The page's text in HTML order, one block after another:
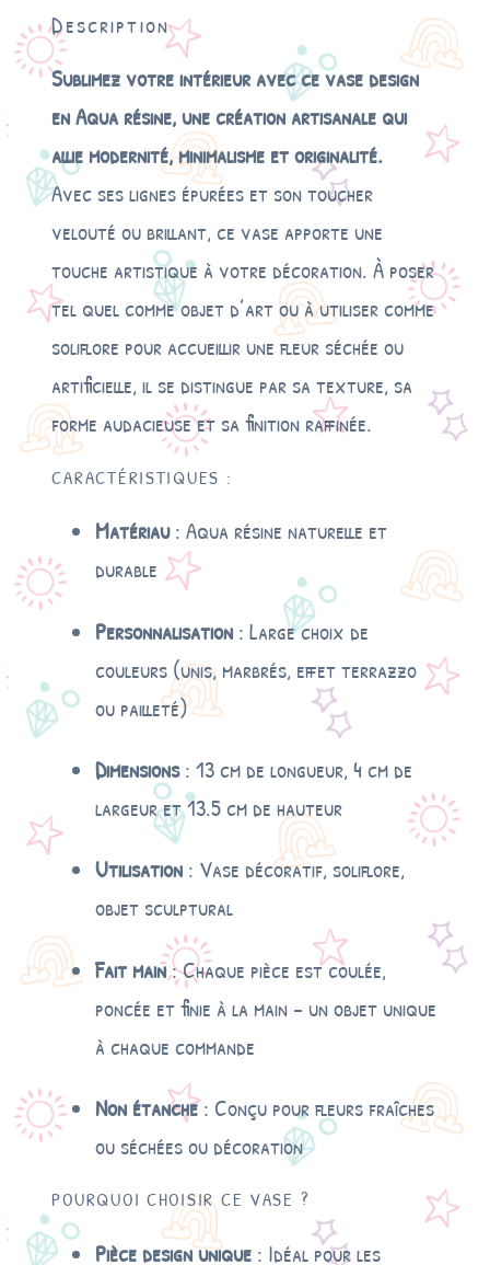
d
e
s
n
Description
Sublimez votre intérieur avec ce vase design
en Aqua résine, une création artisanale qui
allie modernité, minimalisme et originalité.
Avec ses lignes épurées et son toucher
velouté ou brillant, ce vase apporte une
touche artistique à votre décoration. À poser
tel quel comme objet d’art ou à utiliser comme
soliflore pour accueillir une fleur séchée ou
artificielle, il se distingue par sa texture, sa
forme audacieuse et sa finition raffinée.
CARACTÉRISTIQUES :
Matériau: Aqua résine naturelle et
durable
Personnalisation : Large choix de
couleurs (unis, marbrés, effet terrazzo
ou pailleté)
Dimensions: 13 cm de longueur, 4 cm de
largeur et 13.5 cm de hauteur
Utilisation : Vase décoratif, soliflore,
objet sculptural
Fait main: Chaque pièce est coulée,
poncée et finie à la main – un objet unique
à chaque commande
Non étanche: Conçu pour fleurs fraîches
ou séchées ou décoration
POURQUOI CHOISIR CE VASE ?
Pièce design unique : Idéal pour les